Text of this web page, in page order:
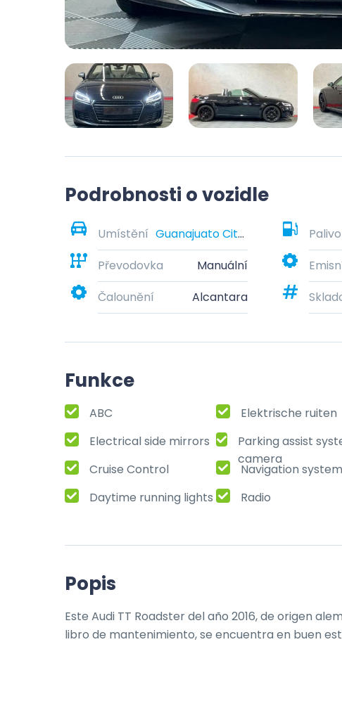
Podrobnosti o vozidle
Umístění Guanajuato City, Guanajuato, Mexico Palivo
Převodovka
Manuální
Čalounění
Alcantara
Funkce
ABC Elektrische ruiten
Electrical side mirrors
Parking assist
camera
Cruise Control Navigation system
Daytime running lights Radio
Popis
Este Audi TT Roadster del año 2016, de origen
libro de mantenimiento, se encuentra en buen